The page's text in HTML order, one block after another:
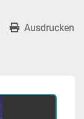
Ausdrucken